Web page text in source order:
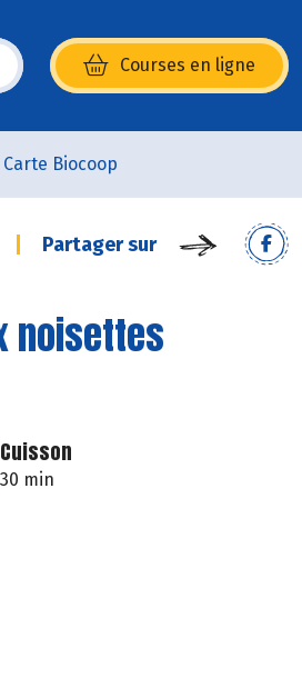
Courses en ligne
fenêtre)
Carte Biocoop
Partager sur
noisettes
Cuisson
30 min